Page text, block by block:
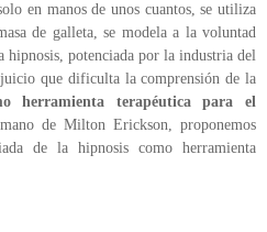
en manos de unos cuantos, se utiliza
de galleta, se modela a la voluntad
hipnosis, potenciada por la industria del
que dificulta la comprensión de la
herramienta terapéutica para el
de Milton Erickson, proponemos
de la hipnosis como herramienta